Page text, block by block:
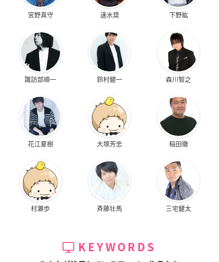
宮野真守 速水奨 下野紘
諏訪部順一 鈴村健一 森川智之
花江夏樹 大塚芳忠 稲田徹
村瀬歩 斉藤壮馬 三宅健太
KEYWORDS